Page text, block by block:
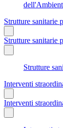
Strutture sanitarie
Strutture sanitarie
Strutture
Interventi
Interventi